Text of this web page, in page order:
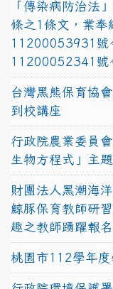
「傳染病防治法
條之1條文，業奉
11200053931號
11200052341號
台灣黑熊保育協
到校講座
行政院農業委員
生物方程式」主
財團法人黑潮海
鯨豚保育教師研
趣之教師踴躍報名
桃園市112學年